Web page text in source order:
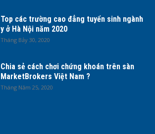
Top các trường cao đẳng tuyển sinh ngành
y ở Hà Nội năm 2020
Tháng Bảy 30, 2020
Chia sẻ cách chơi chứng khoán trên sàn
MarketBrokers Việt Nam ?
Tháng Năm 25, 2020